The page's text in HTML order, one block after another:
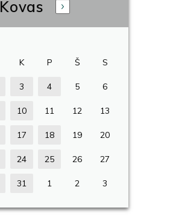
Kovas
K P Š S
3 4 5 6
10 11 12 13
17 18 19 20
24 25 26 27
31 1 2 3